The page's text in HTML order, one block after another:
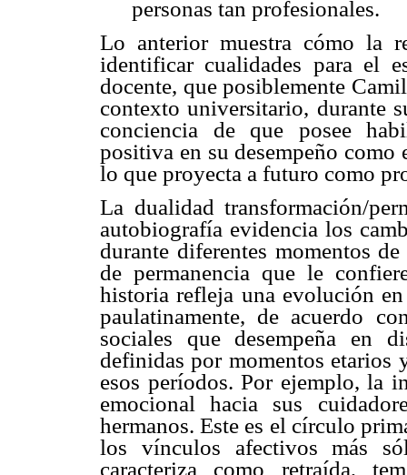
personas tan profesionales.
Lo anterior muestra cómo la
identificar cualidades para el
docente, que posiblemente
contexto universitario, durante
conciencia de que posee
positiva en su desempeño como
lo que proyecta a futuro como
La dualidad transformación/
autobiografía evidencia los
durante diferentes momentos
de permanencia que le
historia refleja una evolución
paulatinamente, de acuerdo
sociales que desempeña en
definidas por momentos etarios
esos períodos. Por ejemplo, la
emocional hacia sus
hermanos. Este es el círculo
los vínculos afectivos más
caracteriza como retraída,